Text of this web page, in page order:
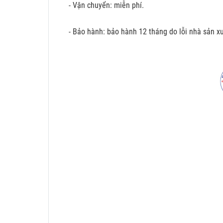
- Vận chuyển: miễn phí.
- Bảo hành: bảo hành 12 tháng do lỗi nhà sản